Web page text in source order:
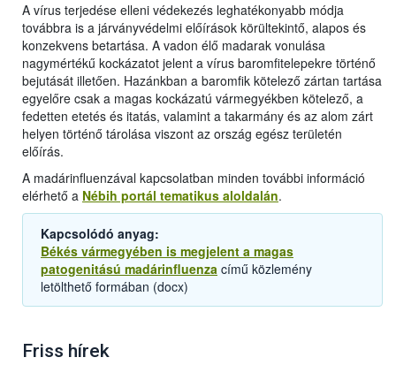
A vírus terjedése elleni védekezés leghatékonyabb módja
továbbra is a járványvédelmi előírások körültekintő, alapos és
konzekvens betartása. A vadon élő madarak vonulása
nagymértékű kockázatot jelent a vírus baromfitelepekre történő
bejutását illetően. Hazánkban a baromfik kötelező zártan tartása
egyelőre csak a magas kockázatú vármegyékben kötelező, a
fedetten etetés és itatás, valamint a takarmány és az alom zárt
helyen történő tárolása viszont az ország egész területén
előírás.
A madárinfluenzával kapcsolatban minden további információ
elérhető a Nébih portál tematikus aloldalán.
Kapcsolódó anyag:
Békés vármegyében is megjelent a magas
patogenitású madárinfluenza című közlemény
letölthető formában (docx)
Friss hírek